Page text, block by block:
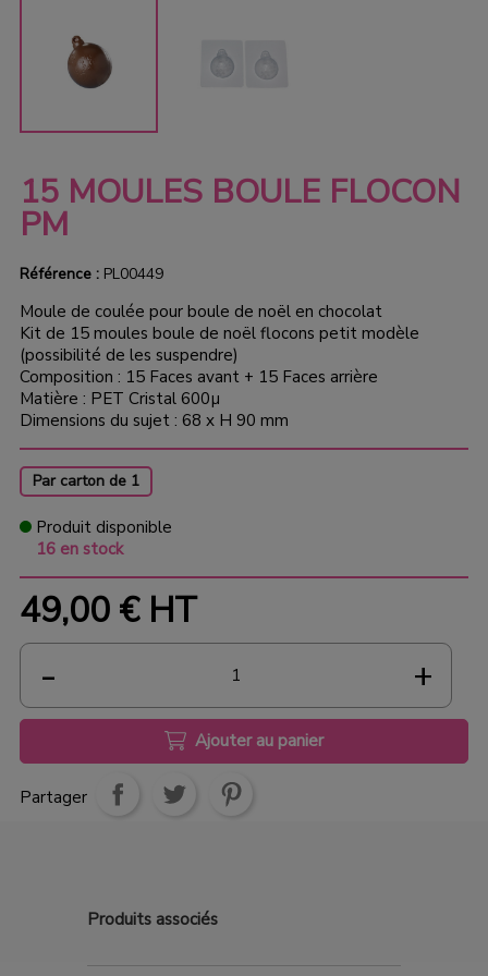
15 MOULES BOULE FLOCON
PM
Référence :PL00449
Moule de coulée pour boule de noël en chocolat
Kit de 15 moules boule de noël flocons petit modèle
(possibilité de les suspendre)
Composition : 15 Faces avant + 15 Faces arrière
Matière : PET Cristal 600µ
Dimensions du sujet : 68 x H 90 mm
Par carton de 1
Produit disponible
16 en stock
49,00 € HT
Ajouter au panier
Partager
Produits associés